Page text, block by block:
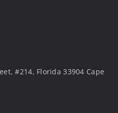
#214, Florida 33904 Cape